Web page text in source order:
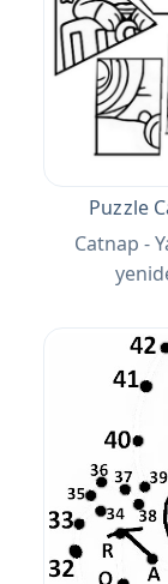
Puzzle
Catnap -